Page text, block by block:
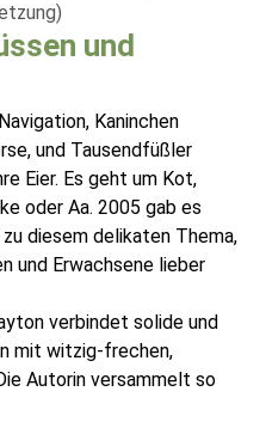
und
Kaninchen
und Tausendfüßler
Eier. Es geht um Kot,
oder Aa. 2005 gab es
diesem delikaten Thema,
und Erwachsene lieber
verbindet solide und
mit witzig-frechen,
Autorin versammelt so